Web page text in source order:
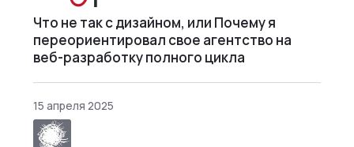
Что не так с дизайном, или Почему я
переориентировал свое агентство на
веб-разработку полного цикла
15 апреля 2025